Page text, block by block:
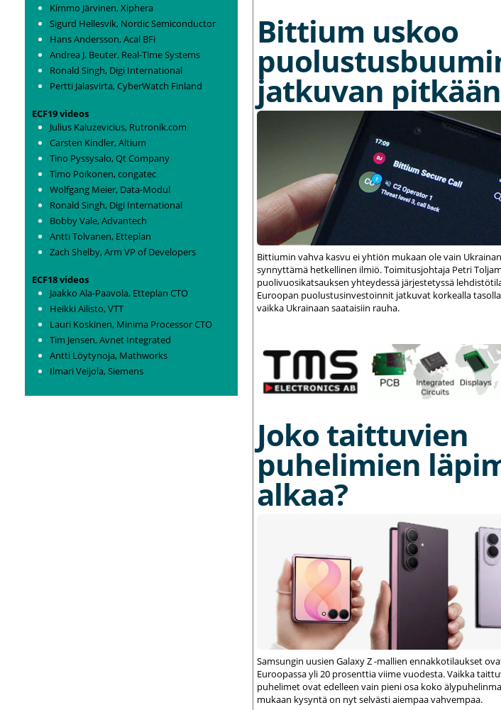
Kimmo Järvinen, Xiphera
Sigurd Hellesvik, Nordic Semiconductor
Hans Andersson, Acal BFi
Andrea J. Beuter, Real-Time Systems
Ronald Singh, Digi International
Pertti Jalasvirta, CyberWatch Finland
ECF19 videos
Julius Kaluzevicius, Rutronik.com
Carsten Kindler, Altium
Tino Pyssysalo, Qt Company
Timo Poikonen, congatec
Wolfgang Meier, Data-Modul
Ronald Singh, Digi International
Bobby Vale, Advantech
Antti Tolvanen, Etteplan
Zach Shelby, Arm VP of Developers
ECF18 videos
Jaakko Ala-Paavola, Etteplan CTO
Heikki Ailisto, VTT
Lauri Koskinen, Minima Processor CTO
Tim Jensen, Avnet Integrated
Antti Löytynoja, Mathworks
Ilmari Veijola, Siemens
Bittium uskoo
jatkuvan pitkään
Bittiumin vahva kasvu ei yhtiön mukaan ole vain
synnyttämä hetkellinen ilmiö. Toimitusjohtaja Petri
puolivuosikatsauksen yhteydessä järjestetyssä
Euroopan puolustusinvestoinnit jatkuvat korkealla
vaikka Ukrainaan saataisiin rauha.
Joko taittuvien
puhelimien
alkaa?
Samsungin uusien Galaxy Z -mallien ennakkotilaukset
Euroopassa yli 20 prosenttia viime vuodesta. Vaikka
puhelimet ovat edelleen vain pieni osa koko
mukaan kysyntä on nyt selvästi aiempaa vahvempaa.